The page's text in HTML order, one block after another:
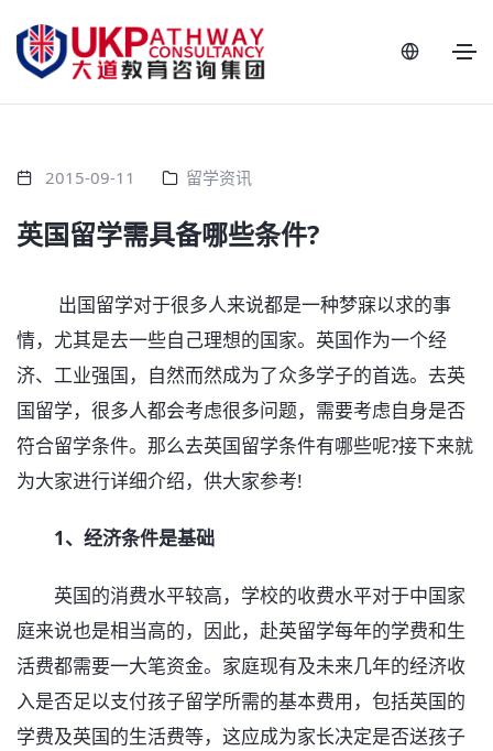
2015-09-11 留学资讯
英国留学需具备哪些条件?
出国留学对于很多人来说都是一种梦寐以求的事
情，尤其是去一些自己理想的国家。英国作为一个经
济、工业强国，自然而然成为了众多学子的首选。去英
国留学，很多人都会考虑很多问题，需要考虑自身是否
符合留学条件。那么去英国留学条件有哪些呢?接下来就
为大家进行详细介绍，供大家参考!
1、经济条件是基础
英国的消费水平较高，学校的收费水平对于中国家
庭来说也是相当高的，因此，赴英留学每年的学费和生
活费都需要一大笔资金。家庭现有及未来几年的经济收
入是否足以支付孩子留学所需的基本费用，包括英国的
学费及英国的生活费等，这应成为家长决定是否送孩子